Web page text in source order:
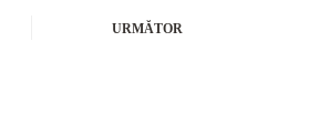
URMĂTOR